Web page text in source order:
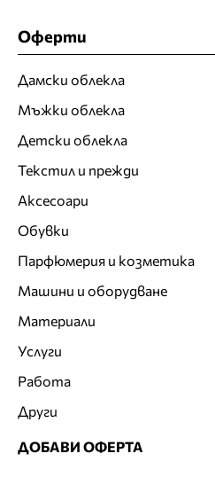
Оферти
Дамски облекла
Мъжки облекла
Детски облекла
Текстил и прежди
Аксесоари
Обувки
Парфюмерия и козметика
Машини и оборудване
Материали
Услуги
Работа
Други
ДОБАВИ ОФЕРТА